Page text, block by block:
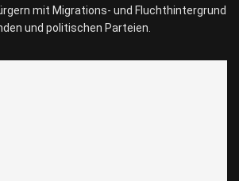
mit Migrations- und Fluchthintergrund
und politischen Parteien.